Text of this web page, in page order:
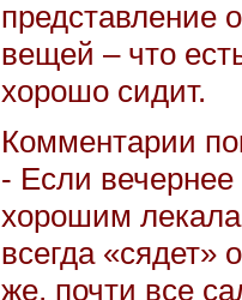
представление
вещей – что
хорошо сидит.
Комментарии
- Если
хорошим
всегда «сядет»
же, почти все